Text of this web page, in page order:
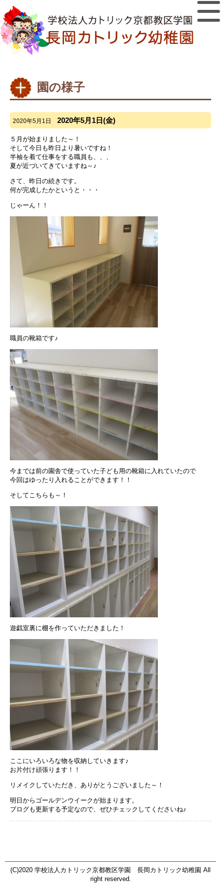
園の様子
2020年5月1日 2020年5月1日(金)
５月が始まりました～！
そして今日も昨日より暑いですね！
半袖を着て仕事をする職員も、、、
夏が近づいてきていますね～♪
さて、昨日の続きです。
何が完成したかというと・・・
じゃーん！！
職員の靴箱です♪
今までは前の園舎で使っていた子ども用の靴箱に入れていたので
今回はゆったり入れることができます！！
そしてこちらも～！
遊戯室裏に棚を作っていただきました！
ここにいろいろな物を収納していきます♪
お片付け頑張ります！！
リメイクしていただき、ありがとうございました～！
明日からゴールデンウイークが始まります。
ブログも更新する予定なので、ぜひチェックしてくださいね♪
(C)2020 学校法人カトリック京都教区学園 長岡カトリック幼稚園 All
right reserved.